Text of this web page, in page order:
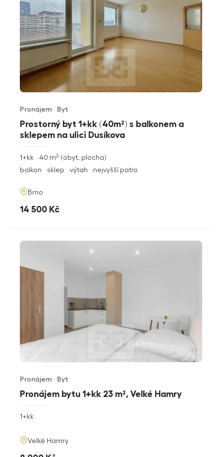
Prostorný byt 1+kk (40m²) s balkonem a
sklepem na ulici Dusíkova
Typ nabídky
Pronájem
Typ nemovitosti
Byt
rozměry
1+kk obyt. plocha
40 m2
funkce
balkon sklep výtah nejvyšší patro
adresa
Brno
cena
14 500 Kč
Pronájem bytu 1+kk 23 m², Velké Hamry
Typ nabídky
Pronájem
Typ nemovitosti
Byt
rozměry
1+kk
adresa
Velké Hamry